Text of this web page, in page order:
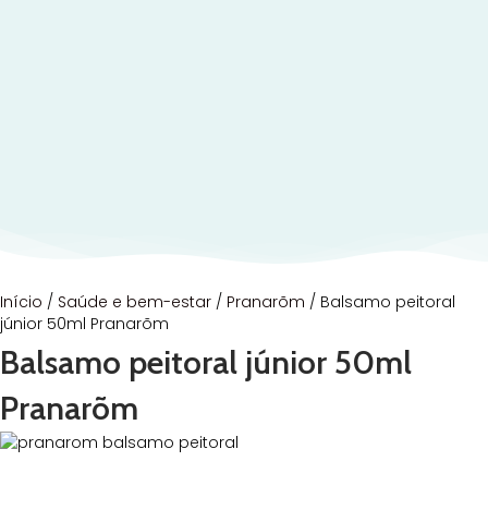
Início / Saúde e bem-estar / Pranarõm / Balsamo peitoral
júnior 50ml Pranarõm
Balsamo peitoral júnior 50ml
Pranarõm